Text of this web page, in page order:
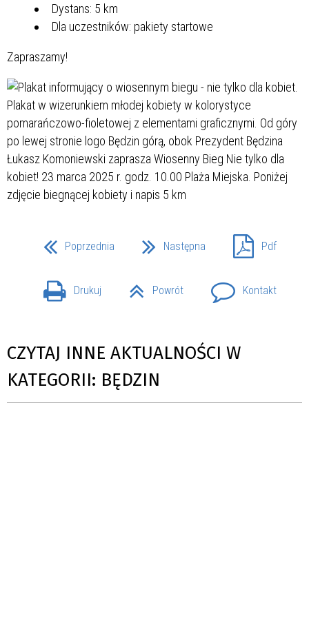
Dystans: 5 km
Dla uczestników: pakiety startowe
Zapraszamy!
Poprzednia Następna Pdf
Drukuj Powrót Kontakt
CZYTAJ INNE AKTUALNOŚCI W
KATEGORII: BĘDZIN